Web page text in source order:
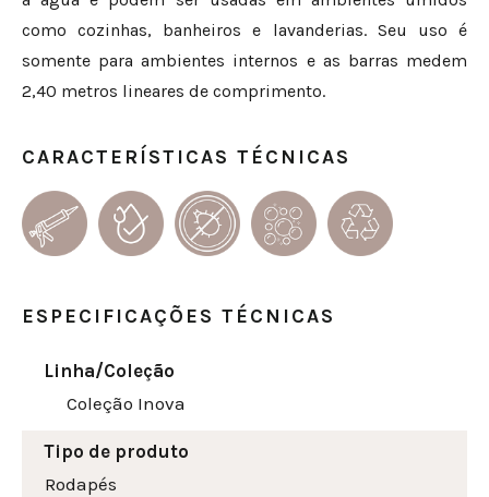
como cozinhas, banheiros e lavanderias. Seu uso é
somente para ambientes internos e as barras medem
2,40 metros lineares de comprimento.
CARACTERÍSTICAS TÉCNICAS
ESPECIFICAÇÕES TÉCNICAS
Linha/Coleção
Coleção Inova
Tipo de produto
Rodapés